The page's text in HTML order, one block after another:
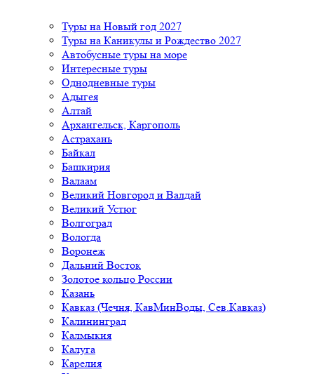
Туры на Новый год 2027
Туры на Каникулы и Рождество 2027
Автобусные туры на море
Интересные туры
Однодневные туры
Адыгея
Алтай
Архангельск, Каргополь
Астрахань
Байкал
Башкирия
Валаам
Великий Новгород и Валдай
Великий Устюг
Волгоград
Вологда
Воронеж
Дальний Восток
Золотое кольцо России
Казань
Кавказ (Чечня, КавМинВоды, Сев.Кавказ)
Калининград
Калмыкия
Калуга
Карелия